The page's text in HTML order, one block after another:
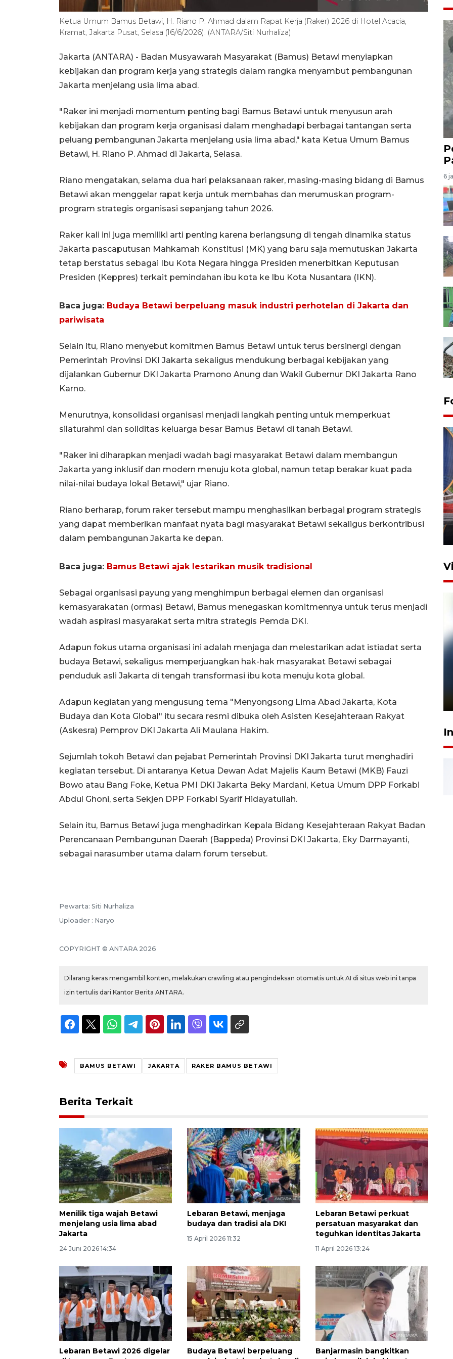
Ketua Umum Bamus Betawi, H. Riano P. Ahmad dalam Rapat Kerja (Raker) 2026 di Hotel Acacia,
Kramat, Jakarta Pusat, Selasa (16/6/2026). (ANTARA/Siti Nurhaliza)
Jakarta (ANTARA) - Badan Musyawarah Masyarakat (Bamus) Betawi menyiapkan
kebijakan dan program kerja yang strategis dalam rangka menyambut pembangunan
Jakarta menjelang usia lima abad.
"Raker ini menjadi momentum penting bagi Bamus Betawi untuk menyusun arah
kebijakan dan program kerja organisasi dalam menghadapi berbagai tantangan serta
peluang pembangunan Jakarta menjelang usia lima abad," kata Ketua Umum Bamus
Betawi, H. Riano P. Ahmad di Jakarta, Selasa.
Riano mengatakan, selama dua hari pelaksanaan raker, masing-masing bidang di Bamus
Betawi akan menggelar rapat kerja untuk membahas dan merumuskan program-
program strategis organisasi sepanjang tahun 2026.
Raker kali ini juga memiliki arti penting karena berlangsung di tengah dinamika status
Jakarta pascaputusan Mahkamah Konstitusi (MK) yang baru saja memutuskan Jakarta
tetap berstatus sebagai Ibu Kota Negara hingga Presiden menerbitkan Keputusan
Presiden (Keppres) terkait pemindahan ibu kota ke Ibu Kota Nusantara (IKN).
Baca juga: Budaya Betawi berpeluang masuk industri perhotelan di Jakarta dan
pariwisata
Selain itu, Riano menyebut komitmen Bamus Betawi untuk terus bersinergi dengan
Pemerintah Provinsi DKI Jakarta sekaligus mendukung berbagai kebijakan yang
dijalankan Gubernur DKI Jakarta Pramono Anung dan Wakil Gubernur DKI Jakarta Rano
Karno.
Menurutnya, konsolidasi organisasi menjadi langkah penting untuk memperkuat
silaturahmi dan soliditas keluarga besar Bamus Betawi di tanah Betawi.
"Raker ini diharapkan menjadi wadah bagi masyarakat Betawi dalam membangun
Jakarta yang inklusif dan modern menuju kota global, namun tetap berakar kuat pada
nilai-nilai budaya lokal Betawi," ujar Riano.
Riano berharap, forum raker tersebut mampu menghasilkan berbagai program strategis
yang dapat memberikan manfaat nyata bagi masyarakat Betawi sekaligus berkontribusi
dalam pembangunan Jakarta ke depan.
Baca juga: Bamus Betawi ajak lestarikan musik tradisional
Sebagai organisasi payung yang menghimpun berbagai elemen dan organisasi
kemasyarakatan (ormas) Betawi, Bamus menegaskan komitmennya untuk terus menjadi
wadah aspirasi masyarakat serta mitra strategis Pemda DKI.
Adapun fokus utama organisasi ini adalah menjaga dan melestarikan adat istiadat serta
budaya Betawi, sekaligus memperjuangkan hak-hak masyarakat Betawi sebagai
penduduk asli Jakarta di tengah transformasi ibu kota menuju kota global.
Adapun kegiatan yang mengusung tema "Menyongsong Lima Abad Jakarta, Kota
Budaya dan Kota Global" itu secara resmi dibuka oleh Asisten Kesejahteraan Rakyat
(Askesra) Pemprov DKI Jakarta Ali Maulana Hakim.
Sejumlah tokoh Betawi dan pejabat Pemerintah Provinsi DKI Jakarta turut menghadiri
kegiatan tersebut. Di antaranya Ketua Dewan Adat Majelis Kaum Betawi (MKB) Fauzi
Bowo atau Bang Foke, Ketua PMI DKI Jakarta Beky Mardani, Ketua Umum DPP Forkabi
Abdul Ghoni, serta Sekjen DPP Forkabi Syarif Hidayatullah.
Selain itu, Bamus Betawi juga menghadirkan Kepala Bidang Kesejahteraan Rakyat Badan
Perencanaan Pembangunan Daerah (Bappeda) Provinsi DKI Jakarta, Eky Darmayanti,
sebagai narasumber utama dalam forum tersebut.
Pewarta: Siti Nurhaliza
Uploader : Naryo
COPYRIGHT © ANTARA 2026
Dilarang keras mengambil konten, melakukan crawling atau pengindeksan otomatis untuk AI di situs web ini tanpa
izin tertulis dari Kantor Berita ANTARA.
BAMUS BETAWI JAKARTA RAKER BAMUS BETAWI
Berita Terkait
Menilik tiga wajah Betawi
menjelang usia lima abad
Jakarta
24 Juni 2026 14:34
Lebaran Betawi, menjaga
budaya dan tradisi ala DKI
15 April 2026 11:32
Lebaran Betawi perkuat
persatuan masyarakat dan
teguhkan identitas Jakarta
11 April 2026 13:24
Lebaran Betawi 2026 digelar
Budaya Betawi berpeluang
Banjarmasin bangkitkan
6
perlintasan sebidang di
Stasiun Bogor
Pelanggan Filaha Farm setia
1 Juni 2026 05:47
jaringan gas 2026